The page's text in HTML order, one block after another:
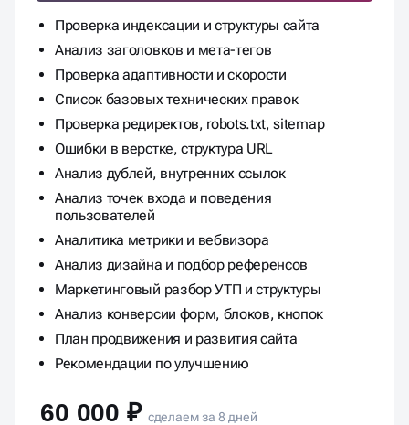
АУДИТ + СТРАТЕГИЯ
Проверка индексации и структуры сайта
Анализ заголовков и мета-тегов
Проверка адаптивности и скорости
Список базовых технических правок
Проверка редиректов, robots.txt, sitemap
Ошибки в верстке, структура URL
Анализ дублей, внутренних ссылок
Анализ точек входа и поведения
пользователей
Аналитика метрики и вебвизора
Анализ дизайна и подбор референсов
Маркетинговый разбор УТП и структуры
Анализ конверсии форм, блоков, кнопок
План продвижения и развития сайта